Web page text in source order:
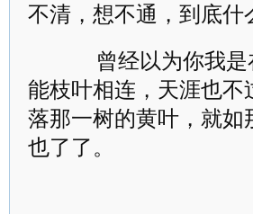
不清，想不通，到底什
曾经以为你我是
能枝叶相连，天涯也
落那一树的黄叶，就
也了了。